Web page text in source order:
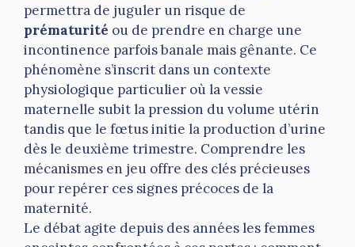
permettra de juguler un risque de
prématurité ou de prendre en charge une
incontinence parfois banale mais gênante. Ce
phénomène s’inscrit dans un contexte
physiologique particulier où la vessie
maternelle subit la pression du volume utérin
tandis que le fœtus initie la production d’urine
dès le deuxième trimestre. Comprendre les
mécanismes en jeu offre des clés précieuses
pour repérer ces signes précoces de la
maternité.
Le débat agite depuis des années les femmes